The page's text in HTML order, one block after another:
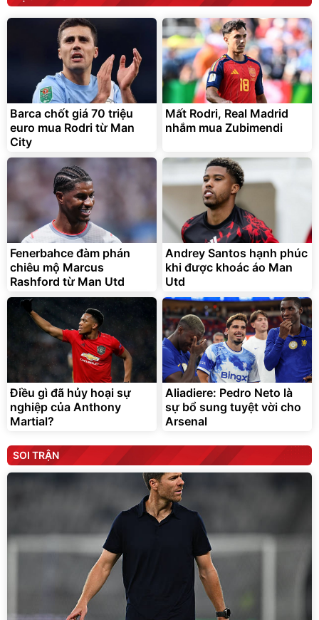
Barca chốt giá 70 triệu
euro mua Rodri từ Man
City
Mất Rodri, Real Madrid
nhắm mua Zubimendi
Fenerbahce đàm phán
chiêu mộ Marcus
Rashford từ Man Utd
Andrey Santos hạnh phúc
khi được khoác áo Man
Utd
Điều gì đã hủy hoại sự
nghiệp của Anthony
Martial?
Aliadiere: Pedro Neto là
sự bổ sung tuyệt vời cho
Arsenal
SOI TRẬN